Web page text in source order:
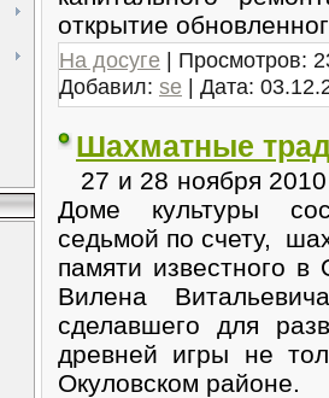
открытие
На досуге | Просмотров:
Добавил: se | Дата:
Шахматные
27 и 28 ноября 2010
Доме культуры
седьмой по счету,
памяти известного
Вилена
сделавшего для
древней игры не
Окуловском районе.